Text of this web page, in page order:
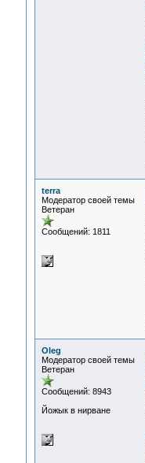
terra
Модератор своей темы
Ветеран
Сообщений: 1811
Oleg
Модератор своей темы
Ветеран
Сообщений: 8943
Йожык в нирване